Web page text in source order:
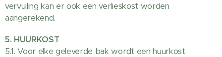
vervuiling kan er ook een verlieskost worden
aangerekend.
5. HUURKOST
5.1. Voor elke geleverde bak wordt een huurkost